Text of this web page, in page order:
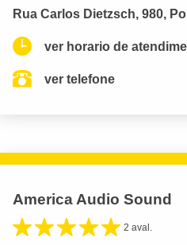
Rua Carlos Dietzsch, 980,
ver horario de
ver telefone
America Audio Sound
2 aval.